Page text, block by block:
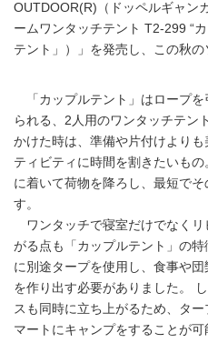
OUTDOOR(R)（ドッペルギャン
ームワンタッチテント T2-299 “
テント」）」を発売し、この秋の
「カップルテント」はロープを
られる、2人用のワンタッチテン
かけた時は、準備や片付けより
ティビティに時間を割きたいも
に着いて荷物を降ろし、最短で
す。
ワンタッチで寝室だけでなくリ
がる点も「カップルテント」の
に別途タープを使用し、食事や
を作り出す必要がありました。
スも同時に立ち上がるため、タ
マートにキャンプをすることが